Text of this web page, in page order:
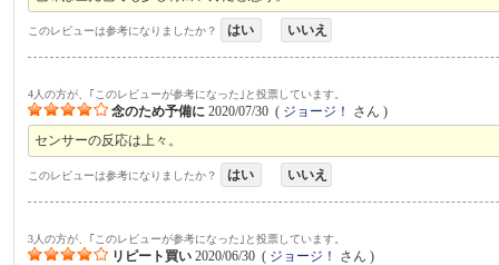
このレビューは参考になりましたか？ はい いいえ
4人の方が、｢このレビューが参考になった｣と投票しています。
念のため予備に 2020/07/30 ( ジョージ！
さん )
センサーの反応は上々。
このレビューは参考になりましたか？ はい いいえ
3人の方が、｢このレビューが参考になった｣と投票しています。
リピート買い 2020/06/30 ( ジョージ！
さん )